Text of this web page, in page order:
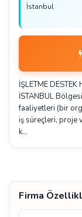
İstanbul
İŞLETME
İSTANBUL
faaliyetleri (bir
iş süreçleri, proje
k…
Firma